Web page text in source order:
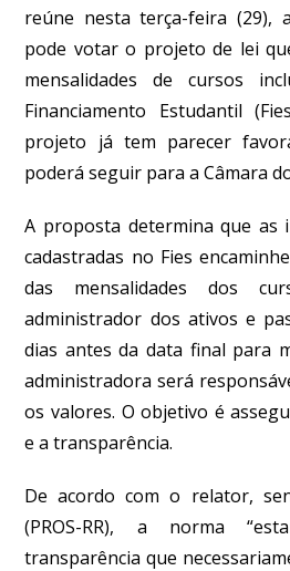
reúne nesta terça-feira (29),
pode votar o projeto de lei
mensalidades de cursos
Financiamento Estudantil
projeto já tem parecer
poderá seguir para a Câmara
A proposta determina que as
cadastradas no Fies
das mensalidades dos
administrador dos ativos e
dias antes da data final para
administradora será
os valores. O objetivo é
e a transparência.
De acordo com o relator,
(PROS-RR), a norma
transparência que